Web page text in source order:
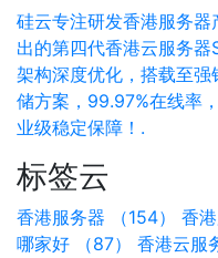
硅云专注研发香港服务
出的第四代香港云服务
架构深度优化，搭载至
储方案，99.97%在线率
业级稳定保障！.
标签云
香港服务器 （154） 香
哪家好 （87）
香港云服